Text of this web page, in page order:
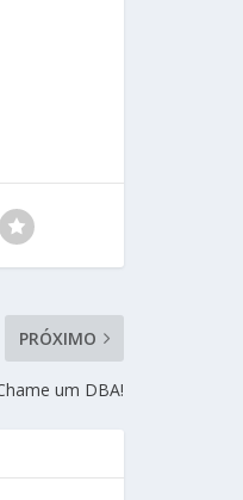
PRÓXIMO
um DBA!